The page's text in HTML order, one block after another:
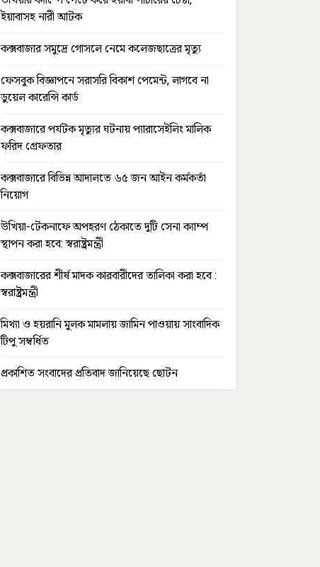
ইয়াবাসহ নারী আটক
কক্সবাজার সমুদ্রে গোসলে নেমে কলেজছাত্রের মৃত্যু
ফেসবুক বিজ্ঞাপনে সরাসরি বিকাশ পেমেন্ট, লাগবে না
ডুয়েল কারেন্সি কার্ড
কক্সবাজারে পর্যটক মৃত্যুর ঘটনায় প্যারাসেইলিং মালিক
ফরিদ গ্রেফতার
কক্সবাজারে বিভিন্ন আদালতে ৬৫ জন আইন কর্মকর্তা
নিয়োগ
উখিয়া-টেকনাফে অপহরণ ঠেকাতে দুটি সেনা ক্যাম্প
স্থাপন করা হবে: স্বরাষ্ট্রমন্ত্রী
কক্সবাজারের শীর্ষ মাদক কারবারীদের তালিকা করা হবে :
স্বরাষ্ট্রমন্ত্রী
মিথ্যা ও হয়রানি মুলক মামলায় জামিন পাওয়ায় সাংবাদিক
টিপু সম্বর্ধিত
প্রকাশিত সংবাদের প্রতিবাদ জানিয়েছে ছোটন